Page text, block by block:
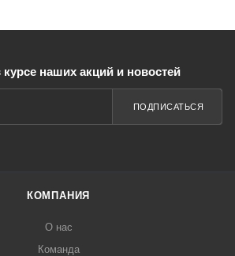
курсе наших акций и новостей
ПОДПИСАТЬСЯ
КОМПАНИЯ
О нас
Команда